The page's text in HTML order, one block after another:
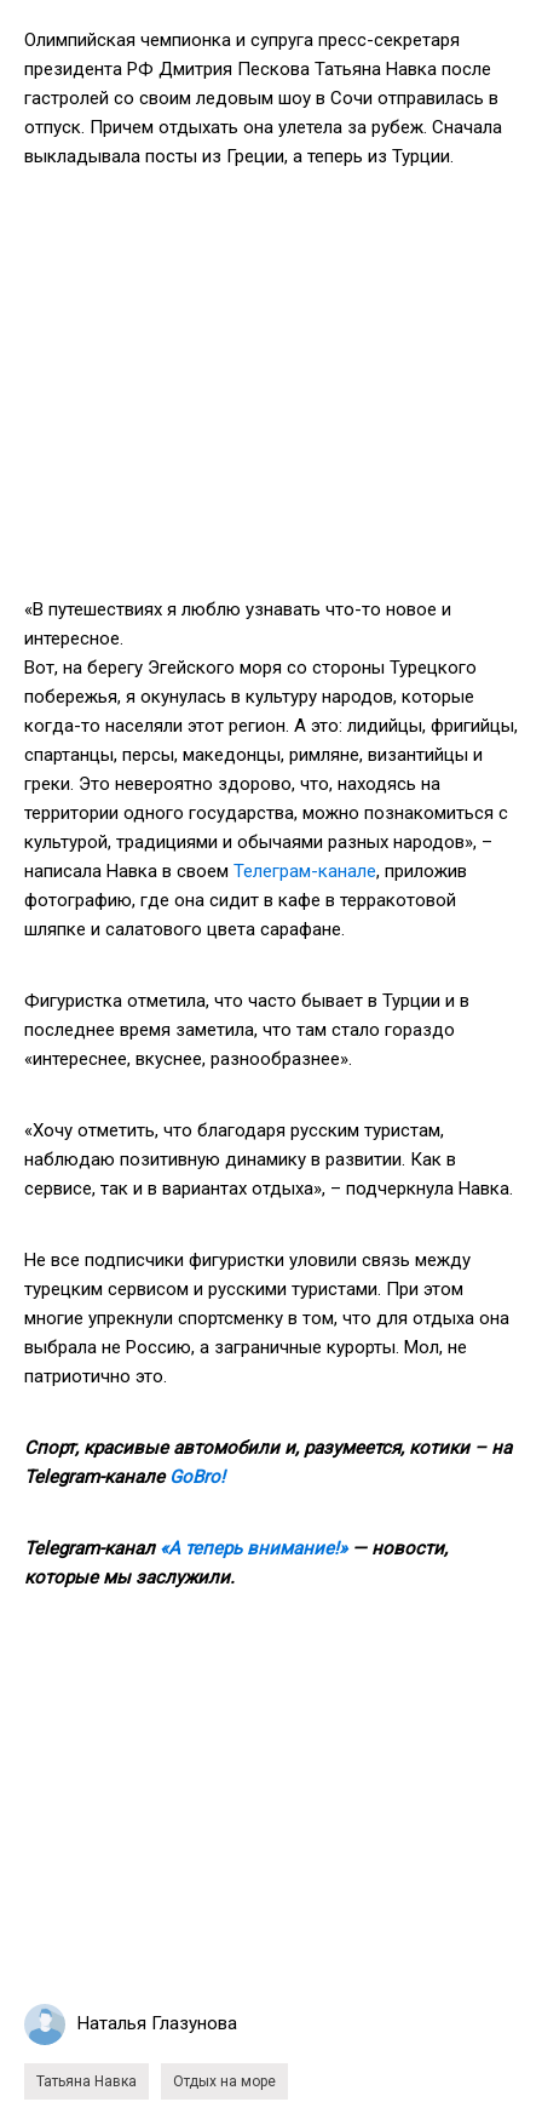
Олимпийская чемпионка и супруга пресс-секретаря
президента РФ Дмитрия Пескова Татьяна Навка после
гастролей со своим ледовым шоу в Сочи отправилась в
отпуск. Причем отдыхать она улетела за рубеж. Сначала
выкладывала посты из Греции, а теперь из Турции.
«В путешествиях я люблю узнавать что-то новое и
интересное.
Вот, на берегу Эгейского моря со стороны Турецкого
побережья, я окунулась в культуру народов, которые
когда-то населяли этот регион. А это: лидийцы, фригийцы,
спартанцы, персы, македонцы, римляне, византийцы и
греки. Это невероятно здорово, что, находясь на
территории одного государства, можно познакомиться с
культурой, традициями и обычаями разных народов», –
написала Навка в своем Телеграм-канале, приложив
фотографию, где она сидит в кафе в терракотовой
шляпке и салатового цвета сарафане.
Фигуристка отметила, что часто бывает в Турции и в
последнее время заметила, что там стало гораздо
«интереснее, вкуснее, разнообразнее».
«Хочу отметить, что благодаря русским туристам,
наблюдаю позитивную динамику в развитии. Как в
сервисе, так и в вариантах отдыха», – подчеркнула Навка.
Не все подписчики фигуристки уловили связь между
турецким сервисом и русскими туристами. При этом
многие упрекнули спортсменку в том, что для отдыха она
выбрала не Россию, а заграничные курорты. Мол, не
патриотично это.
Спорт, красивые автомобили и, разумеется, котики – на
Telegram-канале GoBro!
Telegram-канал «А теперь внимание!»— новости,
которые мы заслужили.
Наталья Глазунова
Татьяна Навка Отдых на море